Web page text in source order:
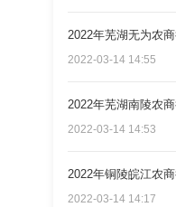
2022年芜湖无为农
2022-03-14 14:55
2022年芜湖南陵农
2022-03-14 14:53
2022年铜陵皖江农
2022-03-14 14:17